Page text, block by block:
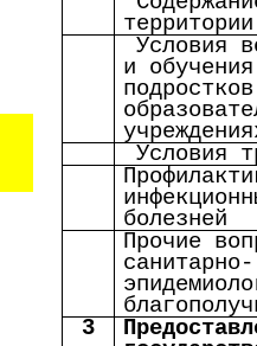
территории
Условия
и
Условия
болезней
Прочие
санитарно-
3